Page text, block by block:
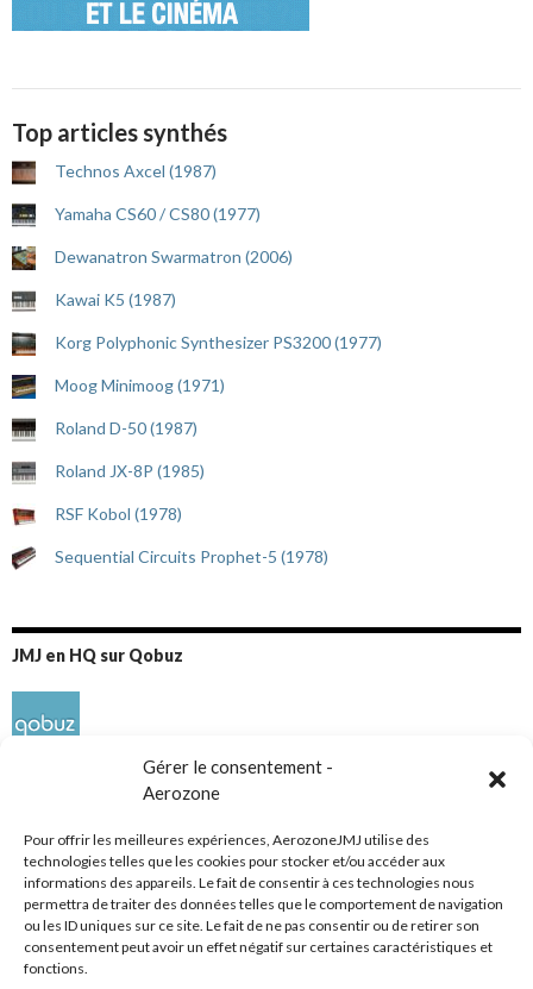
Gérer le consentement -
Aerozone
Pour offrir les meilleures expériences, AerozoneJMJ utilise des
technologies telles que les cookies pour stocker et/ou accéder aux
informations des appareils. Le fait de consentir à ces technologies nous
permettra de traiter des données telles que le comportement de navigation
ou les ID uniques sur ce site. Le fait de ne pas consentir ou de retirer son
consentement peut avoir un effet négatif sur certaines caractéristiques et
fonctions.
Top articles synthés
Technos Axcel (1987)
Yamaha CS60 / CS80 (1977)
Dewanatron Swarmatron (2006)
Kawai K5 (1987)
Korg Polyphonic Synthesizer PS3200 (1977)
Moog Minimoog (1971)
Roland D-50 (1987)
Roland JX-8P (1985)
RSF Kobol (1978)
Sequential Circuits Prophet-5 (1978)
JMJ en HQ sur Qobuz
Réseaux sociaux